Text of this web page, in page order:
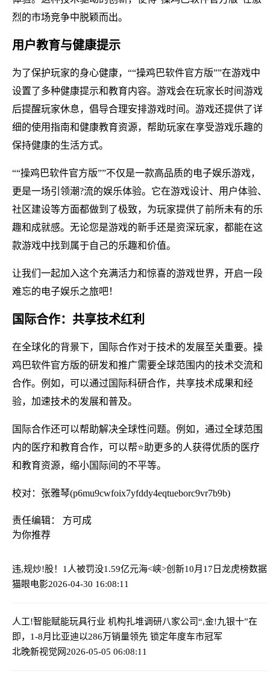
烈的市场竞争中脱颖而出。
用户教育与健康提示
为了保护玩家的身心健康，““操鸡巴软件官方版””在游戏中
设置了多种健康提示和教育内容。游戏会在玩家长时间游戏
后提醒玩家休息，倡导合理安排游戏时间。游戏还提供了详
细的使用指南和健康教育资源，帮助玩家在享受游戏乐趣的
保持健康的生活方式。
““操鸡巴软件官方版””不仅是一款高品质的电子娱乐游戏，
更是一场引领潮?流的娱乐体验。它在游戏设计、用户体验、
社区建设等方面都做到了极致，为玩家提供了前所未有的乐
趣和成就感。无论您是游戏的新手还是资深玩家，都能在这
款游戏中找到属于自己的乐趣和价值。
让我们一起加入这个充满活力和惊喜的游戏世界，开启一段
难忘的电子娱乐之旅吧！
国际合作：共享技术红利
在全球化的背景下，国际合作对于技术的发展至关重要。操
鸡巴软件官方版的研发和推广需要全球范围内的技术交流和
合作。例如，可以通过国际科研合作，共享技术成果和经
验，加速技术的发展和普及。
国际合作还可以帮助解决全球性问题。例如，通过全球范围
内的医疗和教育合作，可以帮⭐助更多的人获得优质的医疗
和教育资源，缩小国际间的不平等。
校对：张雅琴(p6mu9cwfoix7yfddy4eqtueborc9vr7b9b)
责任编辑： 方可成
为你推荐
违,规炒!股！1人被罚没1.59亿元海<峡>创新10月17日龙虎榜数据
猫眼电影2026-04-30 16:08:11
人工!智能赋能玩具行业 机构扎堆调研八家公司“,金!九银十”在
即，1-8月比亚迪以286万销量领先 锁定年度车市冠军
北晚新视觉网2026-05-05 06:08:11